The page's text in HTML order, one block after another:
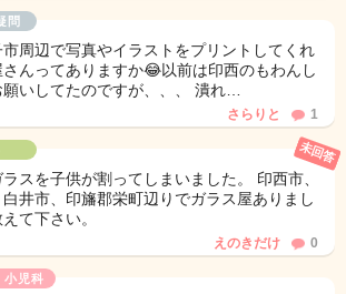
問
周辺で写真やイラストをプリントしてくれ
んってありますか😂以前は印西のもわんし
願いしてたのですが、、、 潰れ…
さらりと 1
スを子供が割ってしまいました。 印西市、
井市、印旛郡栄町辺りでガラス屋ありまし
て下さい。
未回答
えのきだけ 0
小児科